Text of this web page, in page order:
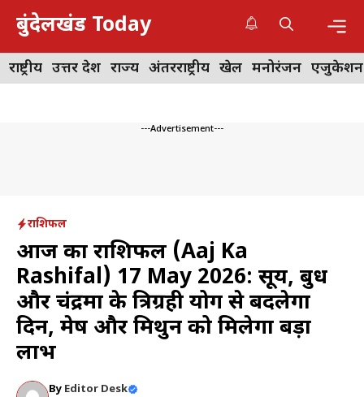
Skip
content
बुंदेलखंड Today
राष्ट्रीय उत्तर प्रदेश राज्य अंतरराष्ट्रीय खेल मनोरंजन एजुकेशन
---Advertisement---
राशिफल
आज का राशिफल (Aaj Ka
Rashifal) 17 May 2026: सूर्य, बुध
और चंद्रमा के त्रिग्रही योग से बदलेगा
दिन, मेष और मिथुन को मिलेगा बड़ा
लाभ
By Editor Desk